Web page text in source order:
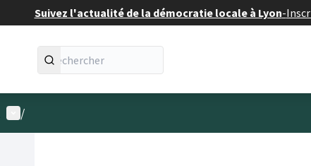
Suivez l'actualité de la démocratie locale à Lyon-
Menu utilisateur
/